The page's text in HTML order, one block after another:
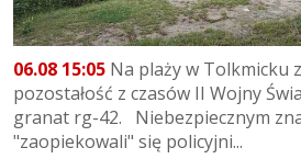
06.08 15:05 Na plaży w Tolkmicku
pozostałość z czasów II Wojny
granat rg-42. Niebezpiecznym
"zaopiekowali" się policyjni...